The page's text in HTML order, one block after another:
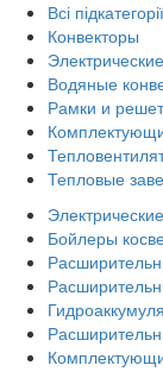
Всі
Конвекторы
Водяные
Рамки и
Тепловые
Бойлеры